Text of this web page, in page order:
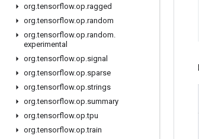
org.tensorflow.op.ragged
org.tensorflow.op.random
org.tensorflow.op.random.
experimental
org.tensorflow.op.signal
org.tensorflow.op.sparse
org.tensorflow.op.strings
org.tensorflow.op.summary
org.tensorflow.op.tpu
org.tensorflow.op.train